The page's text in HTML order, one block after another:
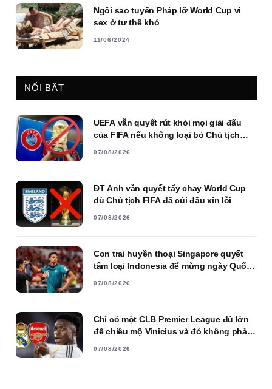
Ngôi sao tuyển Pháp lỡ World Cup vì
sex ở tư thế khó
11/06/2024
NỔI BẬT
UEFA vẫn quyết rút khỏi mọi giải đấu
của FIFA nếu không loại bỏ Chủ tịch
07/08/2026
ĐT Anh vẫn quyết tẩy chay World Cup
dù Chủ tịch FIFA đã cúi đầu xin lỗi
07/08/2026
Con trai huyền thoại Singapore quyết
tâm loại Indonesia để mừng ngày Quốc
07/08/2026
Chỉ có một CLB Premier League đủ lớn
để chiêu mộ Vinicius và đó không phải
07/08/2026